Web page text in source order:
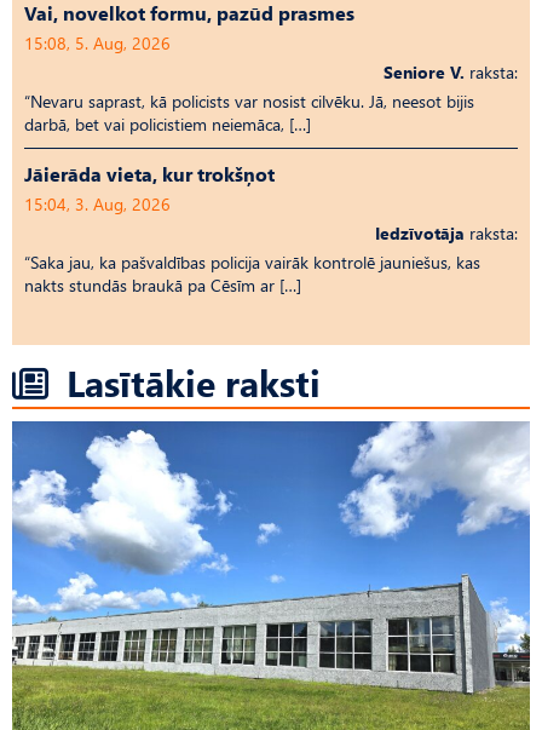
Vai, novelkot formu, pazūd prasmes
15:08, 5. Aug, 2026
Seniore V. raksta:
“Nevaru saprast, kā policists var nosist cilvēku. Jā, neesot bijis
darbā, bet vai policistiem neiemāca, […]
Jāierāda vieta, kur trokšņot
15:04, 3. Aug, 2026
Iedzīvotāja raksta:
“Saka jau, ka pašvaldības policija vairāk kontrolē jauniešus, kas
nakts stundās braukā pa Cēsīm ar […]
Lasītākie raksti